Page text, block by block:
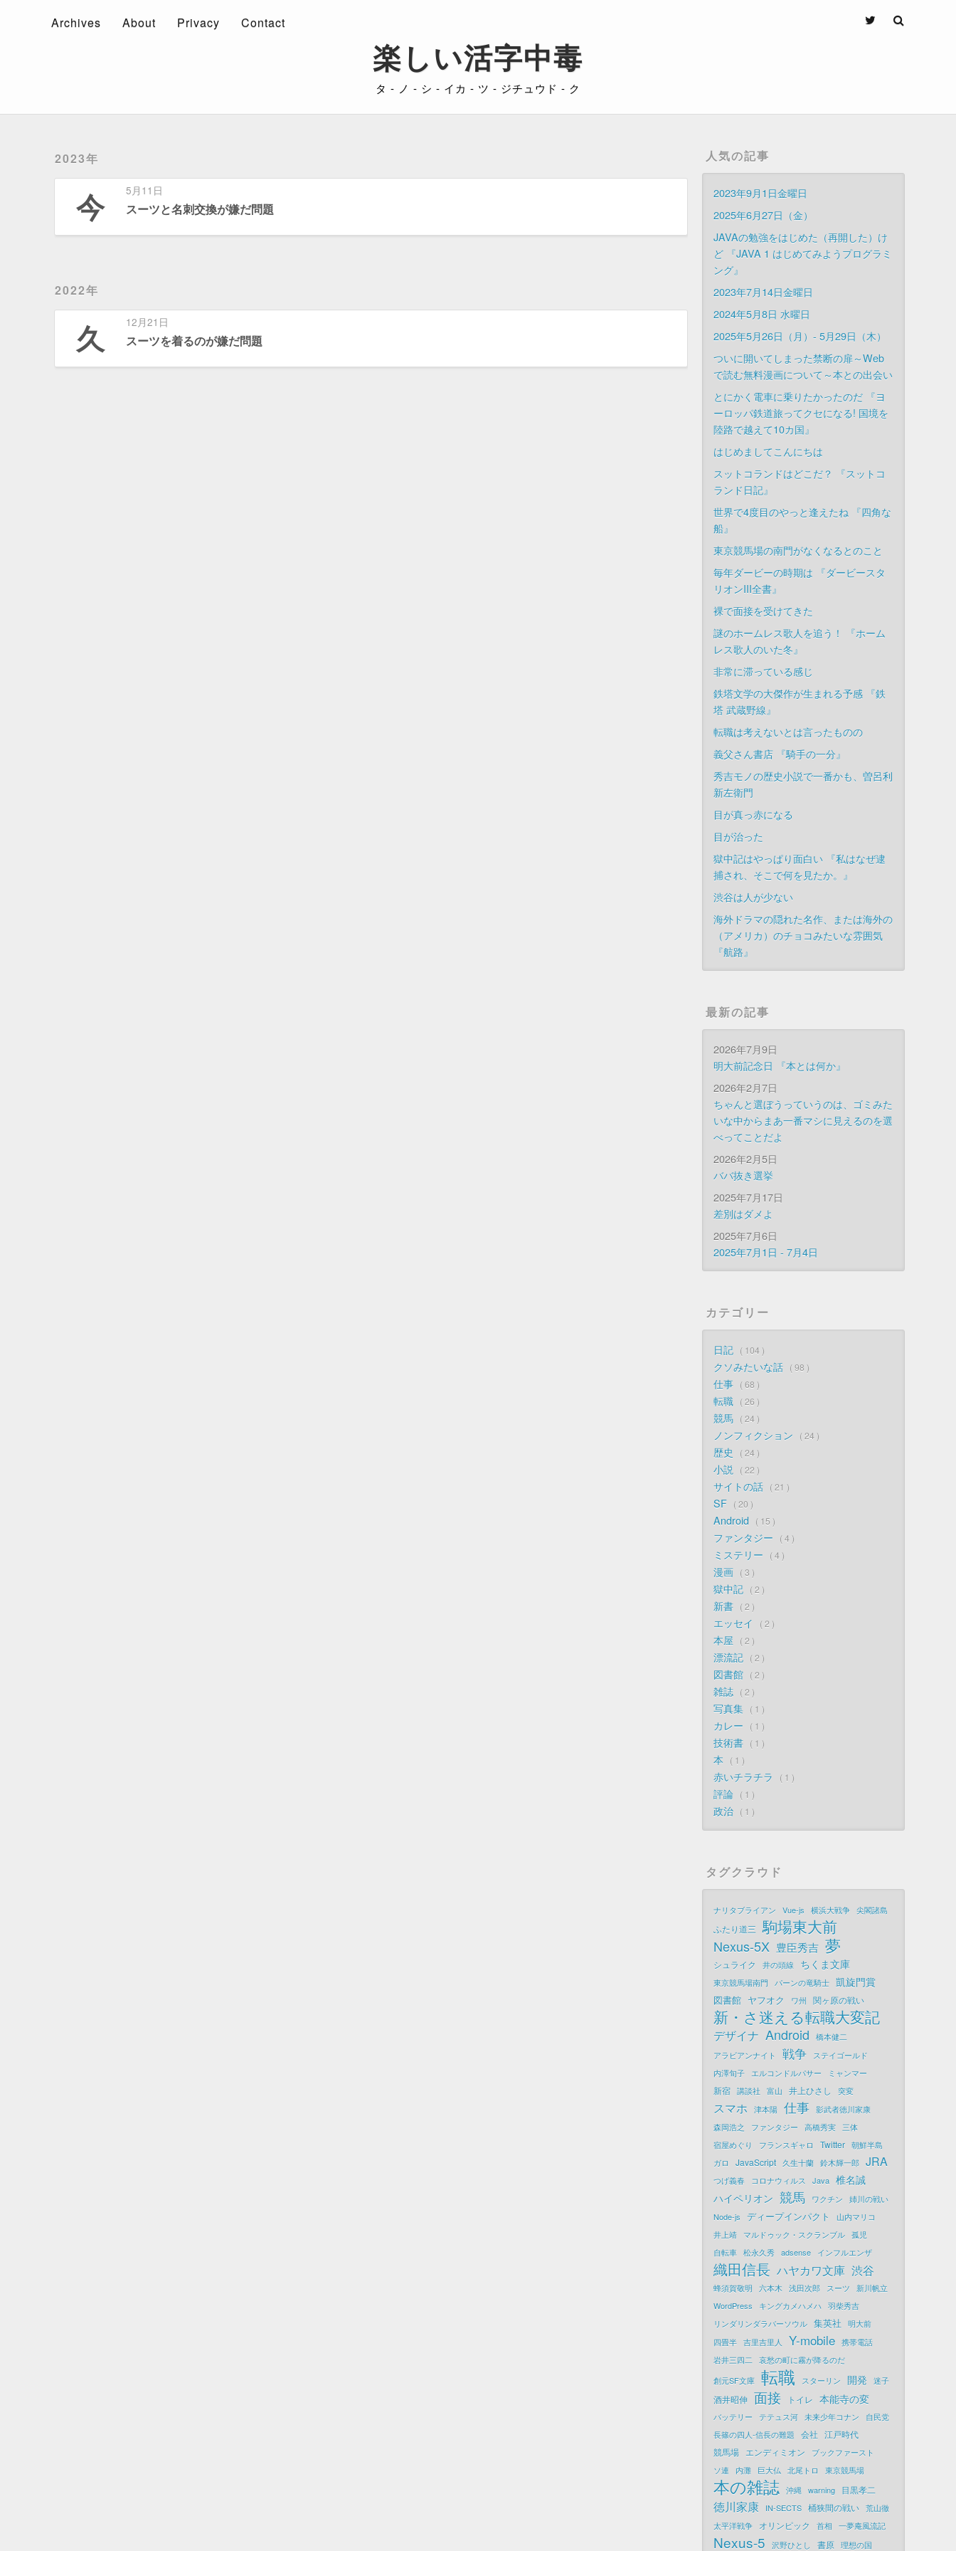
楽しい活字中毒
タ - ノ - シ - イカ - ツ - ジチュウド - ク
Archives About Privacy Contact
2023年
今 5月11日
スーツと名刺交換が嫌だ問題
2022年
久 12月21日
スーツを着るのが嫌だ問題
人気の記事
2023年9月1日金曜日
2025年6月27日（金）
JAVAの勉強をはじめた（再開した）け
ど 『JAVA 1 はじめてみようプログラミ
ング』
2023年7月14日金曜日
2024年5月8日 水曜日
2025年5月26日（月）- 5月29日（木）
ついに開いてしまった禁断の扉～Web
で読む無料漫画について～本との出会い
とにかく電車に乗りたかったのだ 『ヨ
ーロッパ鉄道旅ってクセになる! 国境を
陸路で越えて10カ国』
はじめましてこんにちは
スットコランドはどこだ？ 『スットコ
ランド日記』
世界で4度目のやっと逢えたね 『四角な
船』
東京競馬場の南門がなくなるとのこと
毎年ダービーの時期は 『ダービースタ
リオンIII全書』
裸で面接を受けてきた
謎のホームレス歌人を追う！ 『ホーム
レス歌人のいた冬』
非常に滞っている感じ
鉄塔文学の大傑作が生まれる予感 『鉄
塔 武蔵野線』
転職は考えないとは言ったものの
義父さん書店 『騎手の一分』
秀吉モノの歴史小説で一番かも、曽呂利
新左衛門
目が真っ赤になる
目が治った
獄中記はやっぱり面白い 『私はなぜ逮
捕され、そこで何を見たか。』
渋谷は人が少ない
海外ドラマの隠れた名作、または海外の
（アメリカ）のチョコみたいな雰囲気
『航路』
最新の記事
2026年7月9日
明大前記念日 『本とは何か』
2026年2月7日
ちゃんと選ぼうっていうのは、ゴミみた
いな中からまあ一番マシに見えるのを選
べってことだよ
2026年2月5日
ババ抜き選挙
2025年7月17日
差別はダメよ
2025年7月6日
2025年7月1日 - 7月4日
カテゴリー
日記 104
クソみたいな話 98
仕事 68
転職 26
競馬 24
ノンフィクション 24
歴史 24
小説 22
サイトの話 21
SF 20
Android 15
ファンタジー 4
ミステリー 4
漫画 3
獄中記 2
新書 2
エッセイ 2
本屋 2
漂流記 2
図書館 2
雑誌 2
写真集 1
カレー 1
技術書 1
本 1
赤いチラチラ 1
評論 1
政治 1
タグクラウド
ナリタブライアン Vue-js 横浜大戦争 尖閣諸島
ふたり道三 駒場東大前
Nexus-5X 豊臣秀吉 夢
シュライク 井の頭線 ちくま文庫
東京競馬場南門 パーンの竜騎士 凱旋門賞
図書館 ヤフオク ワ州 関ヶ原の戦い
新・さ迷える転職大変記
デザイナ Android
橋本健二
アラビアンナイト
戦争
ステイゴールド
内澤旬子
エルコンドルパサー ミャンマー
新宿 講談社 富山 井上ひさし 突変
スマホ 津本陽 仕事 影武者徳川家康
森岡浩之
ファンタジー 高橋秀実
三体
宿屋めぐり
フランスギャロ Twitter 朝鮮半島
ガロ
JavaScript 久生十蘭 鈴木輝一郎 JRA
つげ義春 コロナウィルス Java 椎名誠
ハイペリオン 競馬 ワクチン
姉川の戦い
Node-js
ディープインパクト
山内マリコ
井上靖
マルドゥック・スクランブル 孤児
自転車 松永久秀 adsense インフルエンザ
織田信長 ハヤカワ文庫 渋谷
蜂須賀敬明 六本木 浅田次郎 スーツ
新川帆立
WordPress
キングカメハメハ 羽柴秀吉
リンダリンダラバーソウル 集英社
明大前
四畳半 吉里吉里人 Y-mobile 携帯電話
岩井三四二
哀愁の町に霧が降るのだ
創元SF文庫 転職 スターリン 開発 迷子
酒井昭伸 面接 トイレ 本能寺の変
バッテリー テテュス河 未来少年コナン
自民党
長篠の四人-信長の難題
会社 江戸時代
競馬場 エンディミオン
ブックファースト
ソ連
内灘 巨大仏 北尾トロ 東京競馬場
本の雑誌 沖縄 warning 目黒孝二
徳川家康 IN-SECTS 桶狭間の戦い 荒山徹
太平洋戦争
オリンピック 首相 一夢庵風流記
Nexus-5 沢野ひとし 書原 理想の国